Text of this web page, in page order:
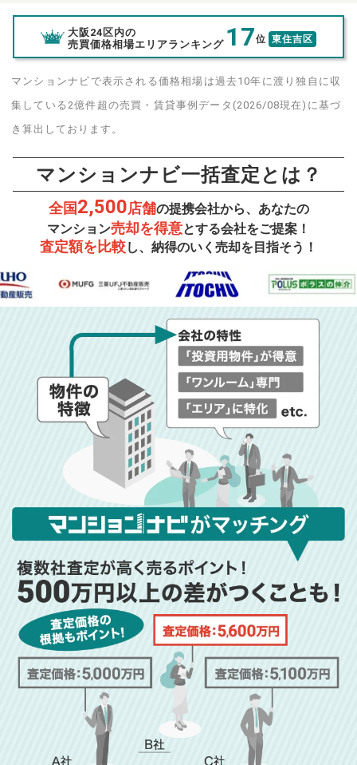
大阪24区内の
売買価格相場エリアランキング 17位 東住吉区
マンションナビで表示される価格相場は過去10年に渡り独自に収
集している2億件超の売買・賃貸事例データ(2026/08現在)に基づ
き算出しております。
マンションナビ一括査定とは？
全国2,500店舗の提携会社から、あなたの
マンション売却を得意とする会社をご提案！
査定額を比較し、納得のいく売却を目指そう！